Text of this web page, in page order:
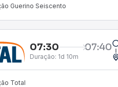
Guerino Seiscento
07:30 07:40
Duração: 1d 10m
Total